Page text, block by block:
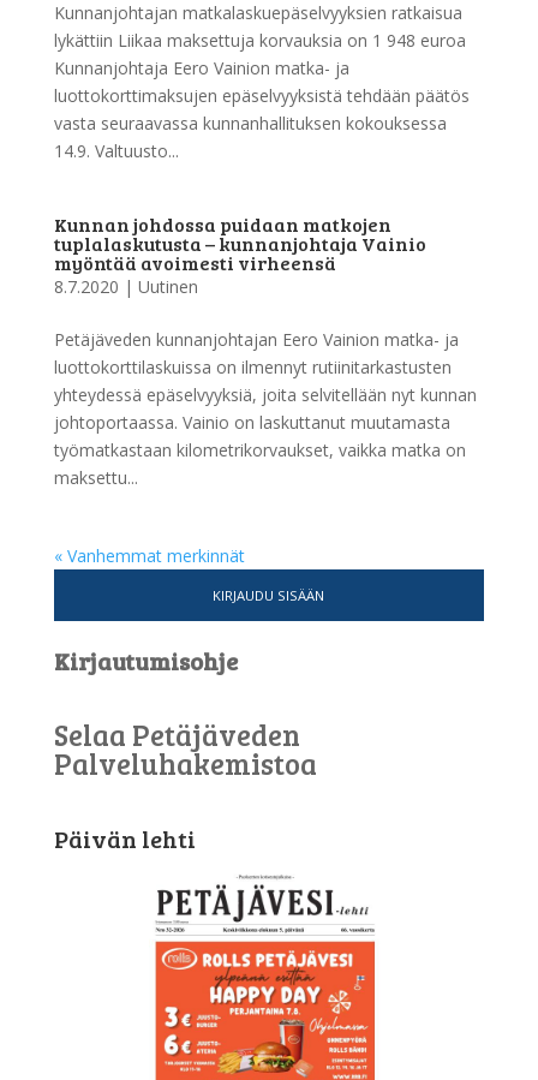
Kunnanjohtajan matkalaskuepäselvyyksien ratkaisua
lykättiin Liikaa maksettuja korvauksia on 1 948 euroa
Kunnanjohtaja Eero Vainion matka- ja
luottokorttimaksujen epäselvyyksistä tehdään päätös
vasta seuraavassa kunnanhallituksen kokouksessa
14.9. Valtuusto...
Kunnan johdossa puidaan matkojen
tuplalaskutusta – kunnanjohtaja Vainio
myöntää avoimesti virheensä
8.7.2020 | Uutinen
Petäjäveden kunnanjohtajan Eero Vainion matka- ja
luottokorttilaskuissa on ilmennyt rutiinitarkastusten
yhteydessä epäselvyyksiä, joita selvitellään nyt kunnan
johtoportaassa. Vainio on laskuttanut muutamasta
työmatkastaan kilometrikorvaukset, vaikka matka on
maksettu...
« Vanhemmat merkinnät
KIRJAUDU SISÄÄN
Kirjautumisohje
Selaa Petäjäveden
Palveluhakemistoa
Päivän lehti